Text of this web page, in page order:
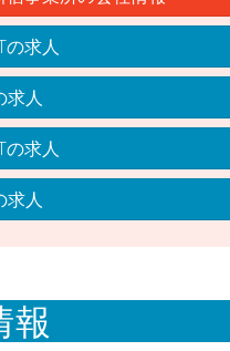
の求人
求人
の求人
求人
報